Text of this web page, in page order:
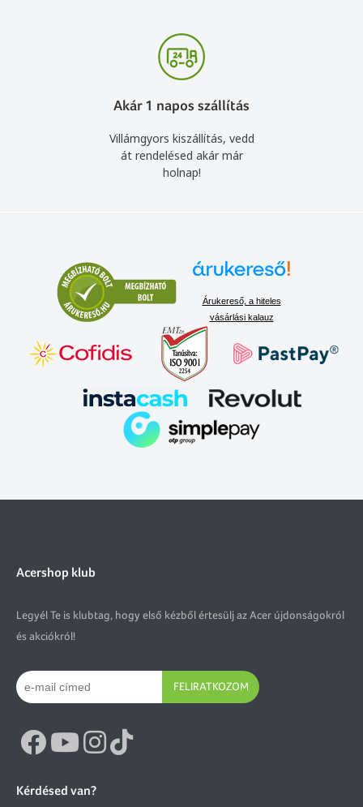
Akár 1 napos szállítás
Villámgyors kiszállítás, vedd
át rendelésed akár már
holnap!
Árukereső, a hiteles
vásárlási kalauz
Acershop klub
Legyél Te is klubtag, hogy első kézből értesülj az Acer újdonságokról
és akciókról!
FELIRATKOZOM
Kérdésed van?